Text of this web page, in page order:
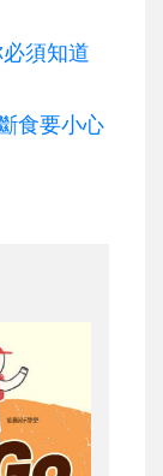
須知道
食要小心